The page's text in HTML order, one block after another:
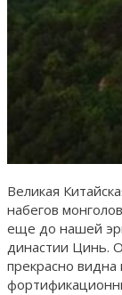
Великая
набегов
еще до нашей
династии Цинь.
прекрасно